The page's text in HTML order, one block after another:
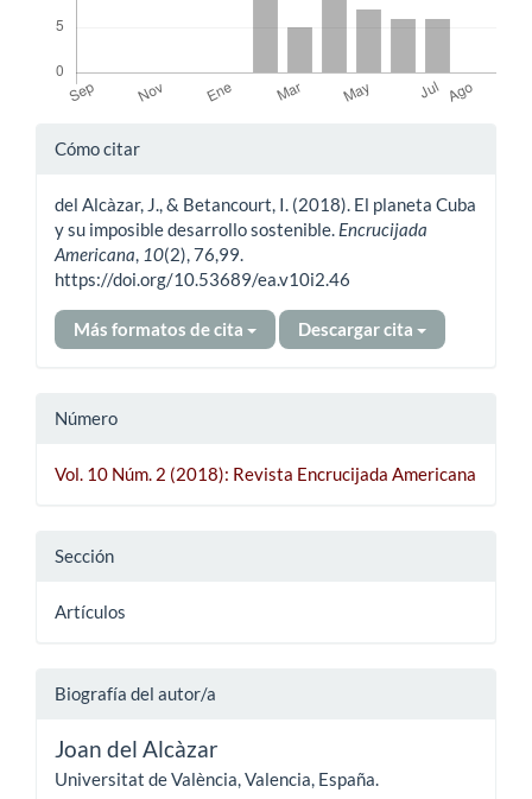
Detalles
artículo
Cómo citar
del Alcàzar, J., & Betancourt, I. (2018). El planeta Cuba
y su imposible desarrollo sostenible. Encrucijada
Americana, 10(2), 76,99.
https://doi.org/10.53689/ea.v10i2.46
Más formatos de cita Descargar cita
Número
Vol. 10 Núm. 2 (2018): Revista Encrucijada Americana
Sección
Artículos
Biografía del autor/a
Joan del Alcàzar
Universitat de València, Valencia, España.